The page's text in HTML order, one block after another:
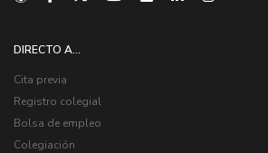
DIRECTO A...
Cita previa
Registro colegial
Bolsa de empleo
Colegiación